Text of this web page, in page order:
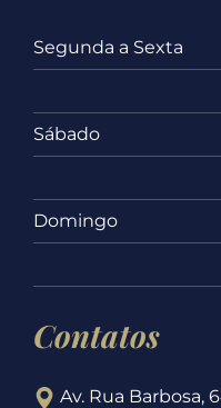
Segunda a Sexta
Sábado
Domingo
Contatos
Av. Rua Barbosa,